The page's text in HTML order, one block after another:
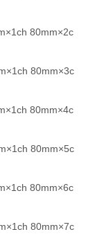
80mm×2c
80mm×3c
80mm×4c
80mm×5c
80mm×6c
80mm×7c